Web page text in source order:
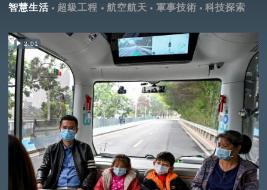
智慧生活 超級工程 航空航天 軍事技術 科技探索
2:01